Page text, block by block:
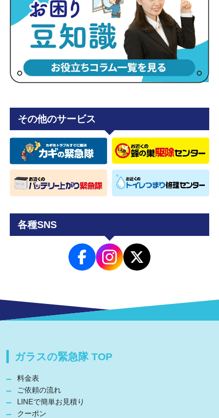
その他のサービス
各種SNS
ガラスの緊急隊 TOP
料金表
ご依頼の流れ
LINEで簡単お見積り
クーポン